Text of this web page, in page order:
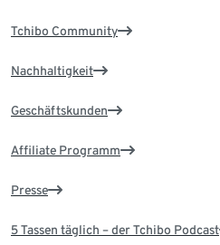
Tchibo Community
Nachhaltigkeit
Geschäftskunden
Affiliate Programm
Presse
5 Tassen täglich – der Tchibo Podcast